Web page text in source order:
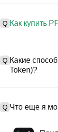
Token. Такие
упрощения
Процесс
1. Создайте
Q Как купить
торговать
Q Какие
Token)?
1) Кредитные/
2) P2P-
Q Что еще я